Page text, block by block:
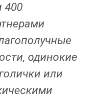
400
одинокие
или